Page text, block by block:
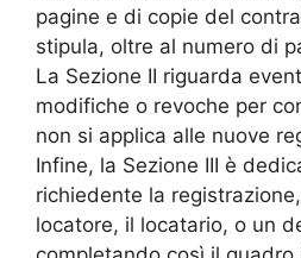
pagine e di copie del
stipula, oltre al numero di
La Sezione II riguarda
modifiche o revoche per
non si applica alle nuove
Infine, la Sezione III è
richiedente la
locatore, il locatario, o un